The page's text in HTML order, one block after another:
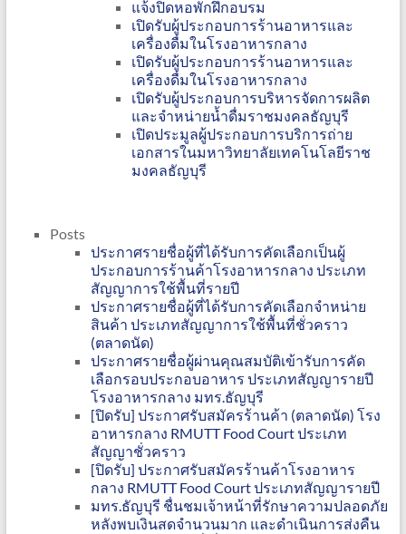
แจ้งปิดหอพักฝึกอบรม
เปิดรับผู้ประกอบการร้านอาหารและ
เครื่องดื่มในโรงอาหารกลาง
เปิดรับผู้ประกอบการร้านอาหารและ
เครื่องดื่มในโรงอาหารกลาง
เปิดรับผู้ประกอบการบริหารจัดการผลิต
และจำหน่ายน้ำดื่มราชมงคลธัญบุรี
เปิดประมูลผู้ประกอบการบริการถ่าย
เอกสารในมหาวิทยาลัยเทคโนโลยีราช
มงคลธัญบุรี
Posts
ประกาศรายชื่อผู้ที่ได้รับการคัดเลือกเป็นผู้
ประกอบการร้านค้าโรงอาหารกลาง ประเภท
สัญญาการใช้พื้นที่รายปี
ประกาศรายชื่อผู้ที่ได้รับการคัดเลือกจำหน่าย
สินค้า ประเภทสัญญาการใช้พื้นที่ชั่วคราว
(ตลาดนัด)
ประกาศรายชื่อผู้ผ่านคุณสมบัติเข้ารับการคัด
เลือกรอบประกอบอาหาร ประเภทสัญญารายปี
โรงอาหารกลาง มทร.ธัญบุรี
[ปิดรับ] ประกาศรับสมัครร้านค้า (ตลาดนัด) โรง
อาหารกลาง RMUTT Food Court ประเภท
สัญญาชั่วคราว
[ปิดรับ] ประกาศรับสมัครร้านค้าโรงอาหาร
กลาง RMUTT Food Court ประเภทสัญญารายปี
มทร.ธัญบุรี ชื่นชมเจ้าหน้าที่รักษาความปลอดภัย
หลังพบเงินสดจำนวนมาก และดำเนินการส่งคืน